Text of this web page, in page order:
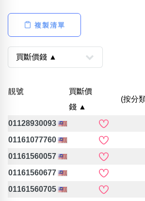
高級分類 i
位置分類
次數分類
生日分類
生天延/
清除全部分類
複製清單
靚號
買斷價
錢 ▲
(按分
01128930093
01161077760
01161560057
01161560677
01161560705